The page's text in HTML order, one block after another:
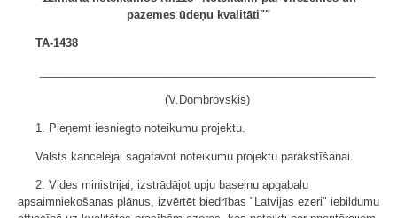
pazemes ūdeņu kvalitāti""
TA-1438
(V.Dombrovskis)
1. Pieņemt iesniegto noteikumu projektu.
Valsts kancelejai sagatavot noteikumu projektu parakstīšanai.
2. Vides ministrijai, izstrādājot upju baseinu apgabalu
apsaimniekošanas plānus, izvērtēt biedrības "Latvijas ezeri" iebildumu